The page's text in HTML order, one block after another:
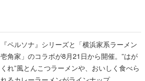
『ペルソナ』シリーズと「横浜家系ラーメン
壱角家」のコラボが8月21日から開催。”はが
くれ”風とんこつラーメンや、おいしく食べら